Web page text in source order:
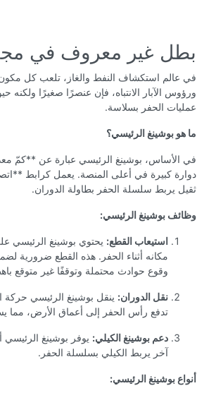
بطل غير معروف في
في عالم استكشاف النفط والغاز، تلعب كل
ورؤوس الآبار الانتباه، فإن عنصرًا صغيرًا
عمليات الحفر بسلاسة.
ما هو بوشينغ الرئيسي؟
في الأساس، بوشينغ الرئيسي عبارة عن **كمّ
دوارة كبيرة في أعلى المنصة. يعمل كرابط
ثقيل يربط سلسلة الحفر بطاولة الدوران.
وظائف بوشينغ الرئيسي:
استيعاب القطع: يحتوي بوشينغ الرئيسي
مكانه أثناء الحفر. هذه القطع ضرورية
وقوع حوادث محتملة وتوقفًا غير متوقع
نقل الدوران: ينقل بوشينغ الرئيسي حركة
تدفع رأس الحفر إلى أعماق الأرض، مما
دعم بوشينغ الكيلي: يوفر بوشينغ
آخر يربط الكيلي بسلسلة الحفر.
أنواع بوشينغ الرئيسي: